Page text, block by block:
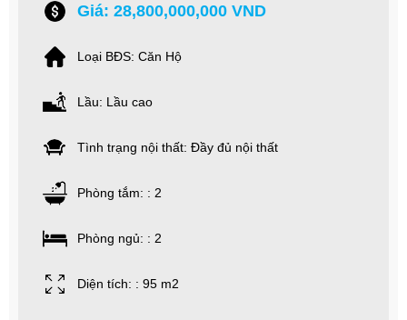
Giá: 28,800,000,000 VND
Loại BĐS: Căn Hộ
Lầu: Lầu cao
Tình trạng nội thất: Đầy đủ nội thất
Phòng tắm: : 2
Phòng ngủ: : 2
Diện tích: : 95 m2